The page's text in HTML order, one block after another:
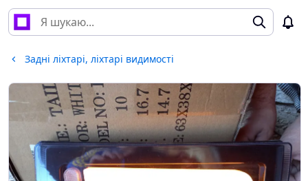
Задні ліхтарі, ліхтарі видимості